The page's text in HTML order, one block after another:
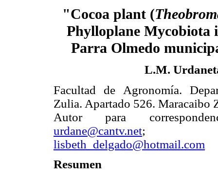
"Cocoa plant (
Phylloplane Mycobiota
Parra Olmedo
L.M.
Facultad de Agronomía.
Zulia. Apartado 526. Maracaibo
Autor para
urdane@cantv.net
lisbeth_delgado@hotmail.com
Resumen